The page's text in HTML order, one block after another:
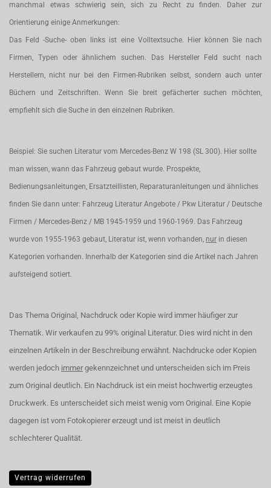
manchmal etwas schwierig sein, sich zu Recht zu finden. Daher zur
Orientierung einige Anmerkungen:
Das Feld -Suche- oben links ist eine Volltextsuche. Hier können Sie nach
Firmen, Typen oder ähnlichem suchen. Das Hersteller Feld sucht nach
Herstellern, nicht nur bei den Firmen-Rubriken selbst, sondern auch unter
Büchern und Zeitschriften. Wenn Sie breit gefächerter suchen möchten,
empfiehlt sich die Suche in den einzelnen Rubriken.
Beispiel: Sie suchen Literatur vom Mercedes-Benz W 198 (SL 300). Hier sollte
man wissen, wann das Fahrzeug gebaut wurde. Prospekte,
Bedienungsanleitungen, Ersatzteillisten, Reparaturanleitungen und ähnliches
finden Sie dann unter: Fahrzeug Literatur Angebote / Pkw Literatur / Deutsche
Firmen / Mercedes-Benz / MB 1945-1959 und 1960-1969. Das Fahrzeug
wurde von 1955-1963 gebaut, Literatur ist, wenn vorhanden, nur in diesen
Kategorien vorhanden. Innerhalb der Kategorien sind die Artikel nach Jahren
aufsteigend sotiert.
Das Thema Original, Nachdruck oder Kopie wird immer häufiger zur
Thematik. Wir verkaufen zu 99% original Literatur. Dies wird nicht in den
einzelnen Artikeln in der Beschreibung erwähnt. Nachdrucke oder Kopien
werden jedoch immer gekennzeichnet und unterscheiden sich im Preis
zum Original deutlich. Ein Nachdruck ist ein meist hochwertig erzeugtes
Druckwerk. Es unterscheidet sich meist wenig vom Original. Eine Kopie
dagegen ist vom Fotokopierer erzeugt und ist meist in deutlich
schlechterer Qualität.
Vertrag widerrufen